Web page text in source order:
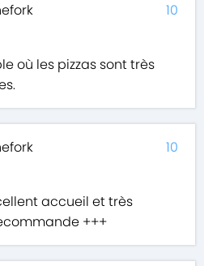
où les pizzas sont très
10
accueil et très
+++
10